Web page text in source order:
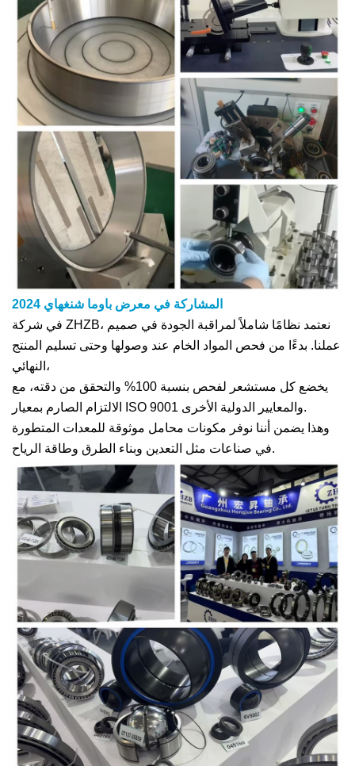
المشاركة في معرض باوما شنغهاي 2024
في شركة ZHZB، نعتمد نظامًا شاملاً لمراقبة الجودة في صميم
عملنا. بدءًا من فحص المواد الخام عند وصولها وحتى تسليم المنتج
النهائي،
يخضع كل مستشعر لفحص بنسبة 100% والتحقق من دقته، مع
الالتزام الصارم بمعيار ISO 9001 والمعايير الدولية الأخرى.
وهذا يضمن أننا نوفر مكونات محامل موثوقة للمعدات المتطورة
في صناعات مثل التعدين وبناء الطرق وطاقة الرياح.